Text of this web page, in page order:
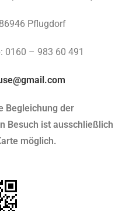
Pflugdorf
0160 – 983 60 491
Begleichung der
Besuch ist ausschließlich
möglich.